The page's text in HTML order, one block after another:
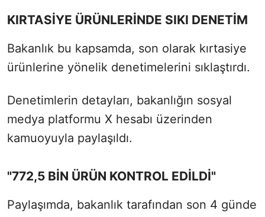
KIRTASİYE ÜRÜNLERİNDE SIKI DENETİM
Bakanlık bu kapsamda, son olarak kırtasiye
ürünlerine yönelik denetimelerini sıklaştırdı.
Denetimlerin detayları, bakanlığın sosyal
medya platformu X hesabı üzerinden
kamuoyuyla paylaşıldı.
"772,5 BİN ÜRÜN KONTROL EDİLDİ"
Paylaşımda, bakanlık tarafından son 4 günde